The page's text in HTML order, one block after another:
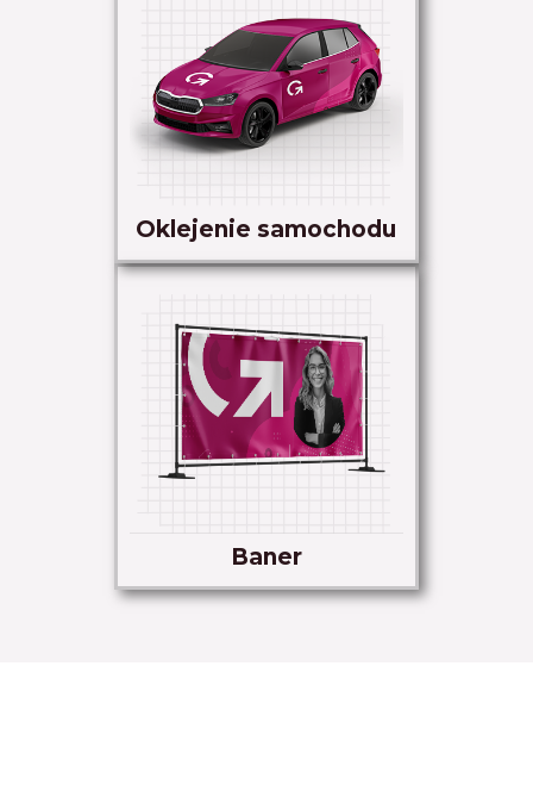
Oklejenie samochodu
Baner